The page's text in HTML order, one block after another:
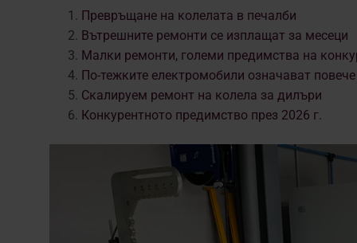
Превръщане на колелата в печалби
Вътрешните ремонти се изплащат за месеци
Малки ремонти, големи предимства на
По-тежките електромобили означават
Скалируем ремонт на колела за дилъри
Конкурентното предимство през 2026 г.